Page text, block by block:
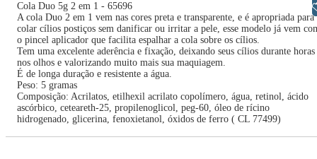
Cola Duo 5g 2 em 1 - 65696
A cola Duo 2 em 1 vem nas cores preta e transparente, e é apropriada para
colar cílios postiços sem danificar ou irritar a pele, esse modelo já vem
o pincel aplicador que facilita espalhar a cola sobre os cílios.
Tem uma excelente aderência e fixação, deixando seus cílios durante horas
nos olhos e valorizando muito mais sua maquiagem.
É de longa duração e resistente a água.
Peso: 5 gramas
Composição: Acrilatos, etilhexil acrilato copolímero, água, retinol, ácido
ascórbico, ceteareth-25, propilenoglicol, peg-60, óleo de rícino
hidrogenado, glicerina, fenoxietanol, óxidos de ferro ( CL 77499)